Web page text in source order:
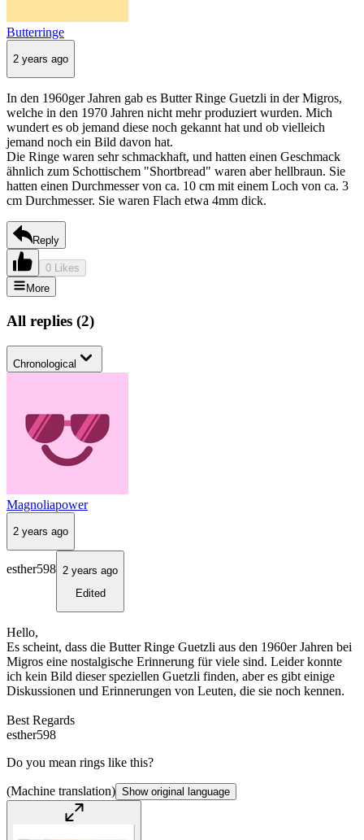
Butterringe
2 years ago
In den 1960ger Jahren gab es Butter Ringe Guetzli in der Migros,
welche in den 1970 Jahren nicht mehr produziert wurden. Mich
wundert es ob jemand diese noch gekannt hat und ob vielleich
jemand noch ein Bild davon hat.
Die Ringe waren sehr schmackhaft, und hatten einen Geschmack
ähnlich zum Schottischem "Shortbread" waren aber hellbraun. Sie
hatten einen Durchmesser von ca. 10 cm mit einem Loch von ca. 3
cm Durchmesser. Sie waren Flach etwa 4mm dick.
Reply
0 Likes
More
All replies (2)
Chronological
Magnoliapower
2 years ago
esther598 2 years ago
Edited
Hello,
Es scheint, dass die Butter Ringe Guetzli aus den 1960er Jahren bei
Migros eine nostalgische Erinnerung für viele sind. Leider konnte
ich kein Bild dieser speziellen Guetzli finden, aber es gibt einige
Diskussionen und Erinnerungen von Leuten, die sie noch kennen.
Best Regards
esther598
Do you mean rings like this?
(Machine translation) Show original language